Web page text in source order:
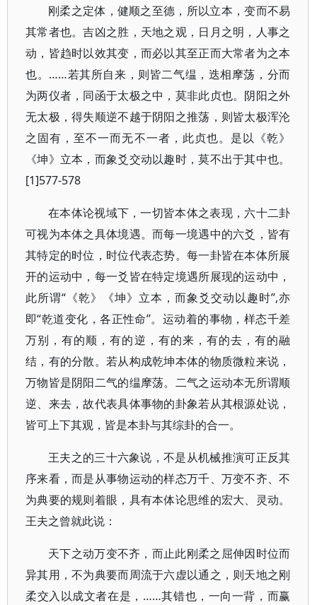
刚柔之定体，健顺之至德，所以立本，变而不易
其常者也。吉凶之胜，天地之观，日月之明，人事之
动，皆趋时以效其变，而必以其至正而大常者为之本
也。……若其所自来，则皆二气缊，迭相摩荡，分而
为两仪者，同函于太极之中，莫非此贞也。阴阳之外
无太极，得失顺逆不越于阴阳之推荡，则皆太极浑沦
之固有，至不一而无不一者，此贞也。是以《乾》
《坤》立本，而象爻交动以趣时，莫不出于其中也。
[1]577-578
在本体论视域下，一切皆本体之表现，六十二卦
可视为本体之具体境遇。而每一境遇中的六爻，皆有
其特定的时位，时位代表态势。每一卦皆在本体所展
开的运动中，每一爻皆在特定境遇所展现的运动中，
此所谓“《乾》《坤》立本，而象爻交动以趣时”,亦
即“乾道变化，各正性命”。运动着的事物，样态千差
万别，有的顺，有的逆，有的来，有的去，有的融
结，有的分散。若从构成乾坤本体的物质微粒来说，
万物皆是阴阳二气的缊摩荡。二气之运动本无所谓顺
逆、来去，故代表具体事物的卦象若从其根源处说，
皆可上下其观，皆是本卦与其综卦的合一。
王夫之的三十六象说，不是从机械推演可正反其
序来看，而是从事物运动的样态万千、万变不齐、不
为典要的规则着眼，具有本体论思维的宏大、灵动。
王夫之曾就此说：
天下之动万变不齐，而止此刚柔之屈伸因时位而
异其用，不为典要而周流于六虚以通之，则天地之刚
柔交入以成文者在是，……其错也，一向一背，而赢